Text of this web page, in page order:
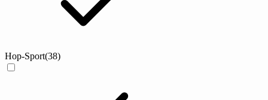
Hop-Sport(38)